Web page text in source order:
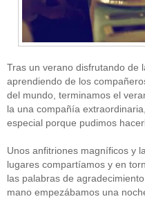
CATEGORÍAS
Alimentos(44)
America(8)
Carnes(3)
cataluña(1)
Tras un verano disfrutando de
aprendiendo de los
del mundo, terminamos el
la una compañía
especial porque pudimos
Unos anfitriones magníficos y
lugares compartíamos y en
las palabras de
mano empezábamos una